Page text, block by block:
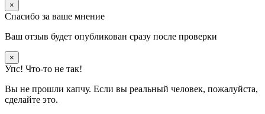
×
Спасибо за ваше мнение
Ваш отзыв будет опубликован сразу после проверки
×
Упс! Что-то не так!
Вы не прошли капчу. Если вы реальный человек, пожалуйста,
сделайте это.